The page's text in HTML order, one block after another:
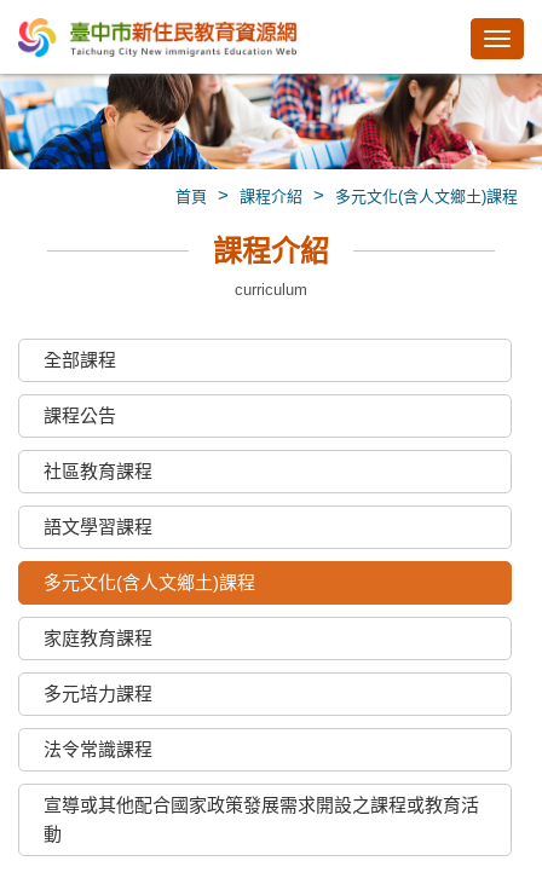
首頁 > 課程介紹 > 多元文化(含人文鄉土)課程
課程介紹
curriculum
全部課程
課程公告
社區教育課程
語文學習課程
多元文化(含人文鄉土)課程
家庭教育課程
多元培力課程
法令常識課程
宣導或其他配合國家政策發展需求開設之課程或教育活
動